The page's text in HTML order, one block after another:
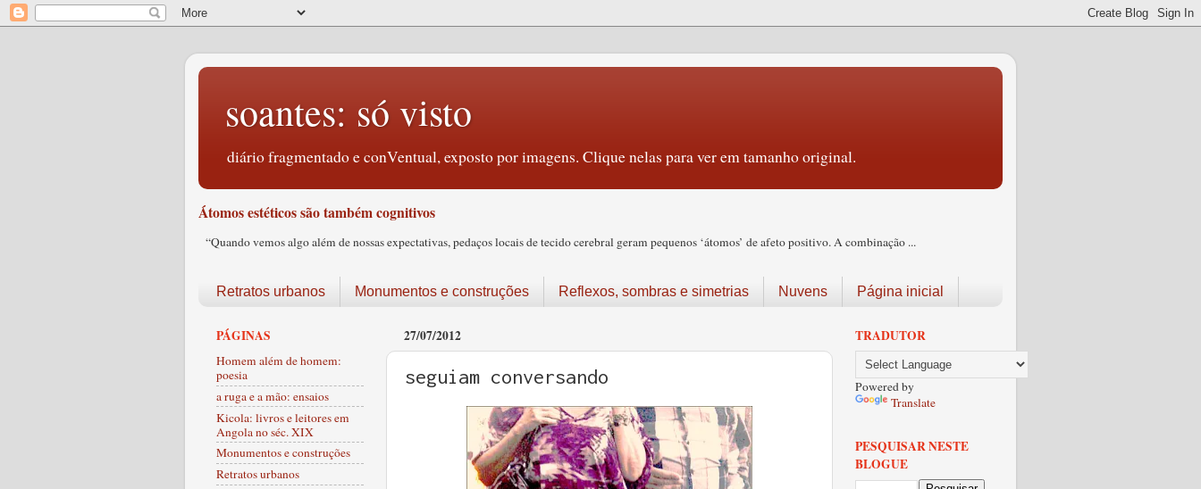
soantes: só visto
diário fragmentado e conVentual, exposto por imagens. Clique nelas para ver em tamanho original.
Átomos estéticos são também cognitivos
“Quando vemos algo além de nossas expectativas, pedaços locais de tecido cerebral geram pequenos ‘átomos’ de afeto positivo. A combinação ...
Retratos urbanos Monumentos e construções Reflexos, sombras e simetrias Nuvens Página inicial
27/07/2012
seguiam conversando
PÁGINAS
Homem além de homem:
poesia
a ruga e a mão: ensaios
Kicola: livros e leitores em
Angola no séc. XIX
Monumentos e construções
Retratos urbanos
TRADUTOR
Powered by
Translate
PESQUISAR NESTE
BLOGUE